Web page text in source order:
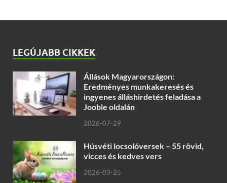
LEGÚJABB CIKKEK
Állások Magyarországon:
Eredményes munkakeresés és
ingyenes álláshirdetés feladása a
Jooble oldalán
2026-07-29
Húsvéti locsolóversek – 55 rövid,
vicces és kedves vers
2026-03-25